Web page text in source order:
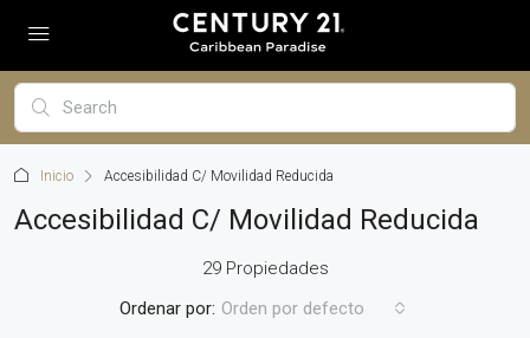
Inicio Accesibilidad C/ Movilidad Reducida
Accesibilidad C/ Movilidad Reducida
29 Propiedades
Ordenar por: Orden por defecto